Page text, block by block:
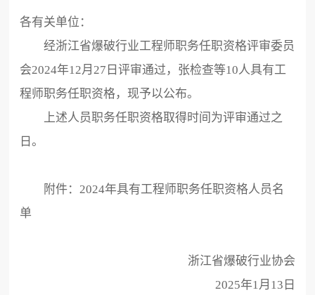
各有关单位：
经浙江省爆破行业工程师职务任职资格评审委员
会2024年12月27日评审通过，张检查等10人具有工
程师职务任职资格，现予以公布。
上述人员职务任职资格取得时间为评审通过之
日。
附件：2024年具有工程师职务任职资格人员名
单
浙江省爆破行业协会
2025年1月13日